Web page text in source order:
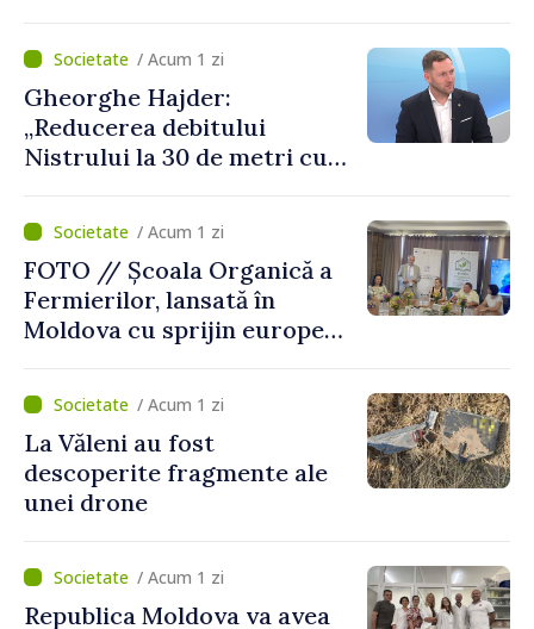
putea cumpăra nici curent
de avarie”/ Acum 1 zi
Gheorghe Hajder:
„Reducerea debitului
Nistrului la 30 de metri cubi
„catastrofă naturală”
/ Acum 1 zi
FOTO // Școala Organică a
Fermierilor, lansată în
Moldova cu sprijin european
agriculturii durabile
/ Acum 1 zi
La Văleni au fost
descoperite fragmente ale
unei drone
/ Acum 1 zi
Republica Moldova va avea